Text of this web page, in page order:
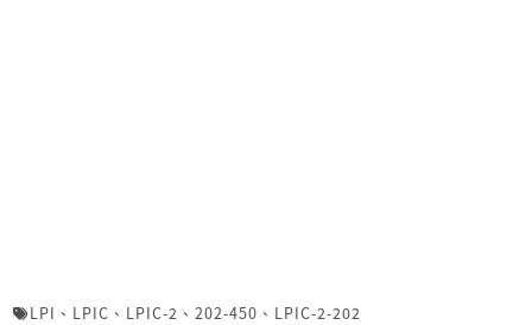
LPI 、 LPIC 、 LPIC-2 、 202-450 、 LPIC-2-202